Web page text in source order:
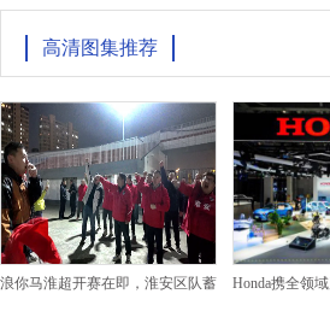
高清图集推荐
浪你马淮超开赛在即，淮安区队蓄 Honda携全领